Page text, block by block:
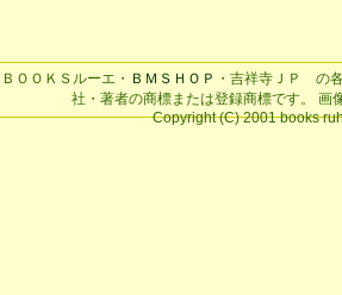
ＢＯＯＫＳルーエ・ ＢＭＳＨＯＰ ・吉祥寺ＪＰ の
社・著者の商標または登録商標です。 画
Copyright (C) 2001 books